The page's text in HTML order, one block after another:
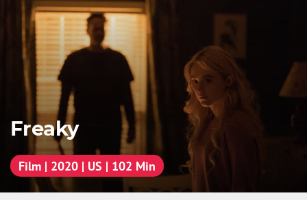
Freaky
Film | 2020 | US | 102 Min